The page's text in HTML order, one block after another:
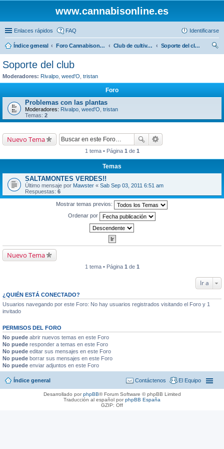
www.cannabisonline.es
Enlaces rápidos FAQ Identificarse
Índice general Foro Cannabisonline Club de cultivo Cannabisonline
Soporte del club
Soporte del club
Moderadores: Rivalpo weed'O tristan
Foro
Problemas con las plantas
Moderadores: Rivalpo weed'O tristan
Temas: 2
Nuevo Tema
1 tema • Página 1 de 1
Temas
SALTAMONTES VERDES!!
Último mensaje por Mawster « Sab Sep 03, 2011 6:51 am
Respuestas: 6
Mostrar temas previos:
Ordenar por
Nuevo Tema
1 tema • Página 1 de 1
Ir a
¿QUIÉN ESTÁ CONECTADO?
Usuarios navegando por este Foro: No hay usuarios registrados visitando el Foro y 1
invitado
PERMISOS DEL FORO
No puede abrir nuevos temas en este Foro
No puede responder a temas en este Foro
No puede editar sus mensajes en este Foro
No puede borrar sus mensajes en este Foro
No puede enviar adjuntos en este Foro
Índice general El Equipo
Contáctenos
Desarrollado porphpBB® Forum Software © phpBB Limited
Traducción al español porphpBB España
GZIP: Off